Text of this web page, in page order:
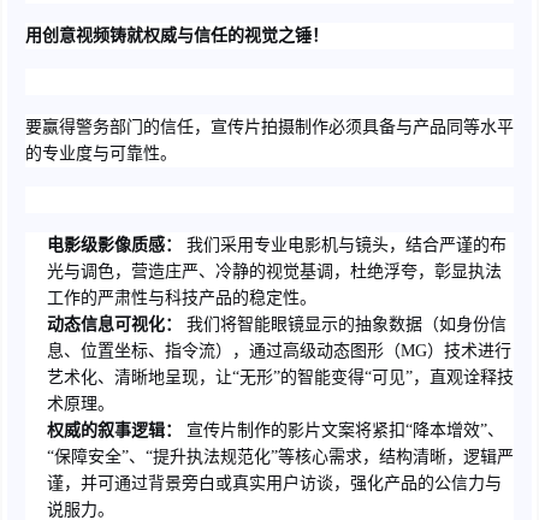
用创意视频铸就权威与信任的视觉之锤！
要赢得警务部门的信任，宣传片拍摄制作必须具备与产品同等水平
的专业度与可靠性。
电影级影像质感：
我们采用专业电影机与镜头，结合严谨的布
光与调色，营造庄严、冷静的视觉基调，杜绝浮夸，彰显执法
工作的严肃性与科技产品的稳定性。
动态信息可视化：
我们将智能眼镜显示的抽象数据（如身份信
息、位置坐标、指令流），通过高级动态图形（MG）技术进行
艺术化、清晰地呈现，让“无形”的智能变得“可见”，直观诠释技
术原理。
权威的叙事逻辑：
宣传片制作的影片文案将紧扣“降本增效”、
“保障安全”、“提升执法规范化”等核心需求，结构清晰，逻辑严
谨，并可通过背景旁白或真实用户访谈，强化产品的公信力与
说服力。